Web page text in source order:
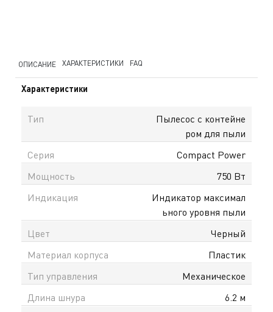
ОПИСАНИЕ ХАРАКТЕРИСТИКИ FAQ
Характеристики
Тип
Пылесос с контейне
ром для пыли
Серия
Compact Power
Мощность
750 Вт
Индикация
Индикатор максимал
ьного уровня пыли
Цвет
Черный
Материал корпуса
Пластик
Тип управления
Механическое
Длина шнура
6.2 м